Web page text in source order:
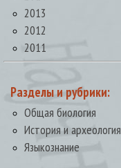
2013
2012
2011
Разделы и рубрики:
Общая биология
История и археология
Языкознание